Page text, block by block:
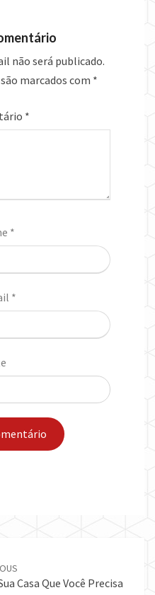
não será publicado.
marcados com *
*
*
*
Casa Que Você Precisa